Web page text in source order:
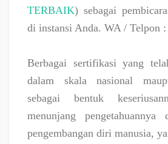
TERBAIK) sebagai
di instansi Anda. WA / Telpon
Berbagai sertifikasi yang
dalam skala nasional
sebagai bentuk
menunjang
pengembangan diri manusia,